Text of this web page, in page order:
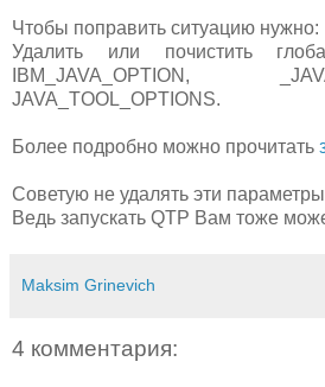
Чтобы поправить ситуацию нужно:
Удалить или почистить
IBM_JAVA_OPTION,
JAVA_TOOL_OPTIONS.
Более подробно можно прочитать
Советую не удалять эти
Ведь запускать QTP Вам тоже
Maksim Grinevich
4 комментария: